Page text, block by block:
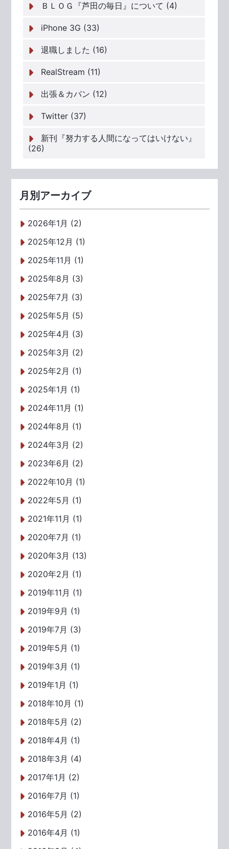
ＢＬＯＧ『芦田の毎日』について (4)
iPhone 3G (33)
退職しました (16)
RealStream (11)
出張＆カバン (12)
Twitter (37)
新刊『努力する人間になってはいけない』
(26)
月別アーカイブ
2026年1月 (2)
2025年12月 (1)
2025年11月 (1)
2025年8月 (3)
2025年7月 (3)
2025年5月 (5)
2025年4月 (3)
2025年3月 (2)
2025年2月 (1)
2025年1月 (1)
2024年11月 (1)
2024年8月 (1)
2024年3月 (2)
2023年6月 (2)
2022年10月 (1)
2022年5月 (1)
2021年11月 (1)
2020年7月 (1)
2020年3月 (13)
2020年2月 (1)
2019年11月 (1)
2019年9月 (1)
2019年7月 (3)
2019年5月 (1)
2019年3月 (1)
2019年1月 (1)
2018年10月 (1)
2018年5月 (2)
2018年4月 (1)
2018年3月 (4)
2017年1月 (2)
2016年7月 (1)
2016年5月 (2)
2016年4月 (1)